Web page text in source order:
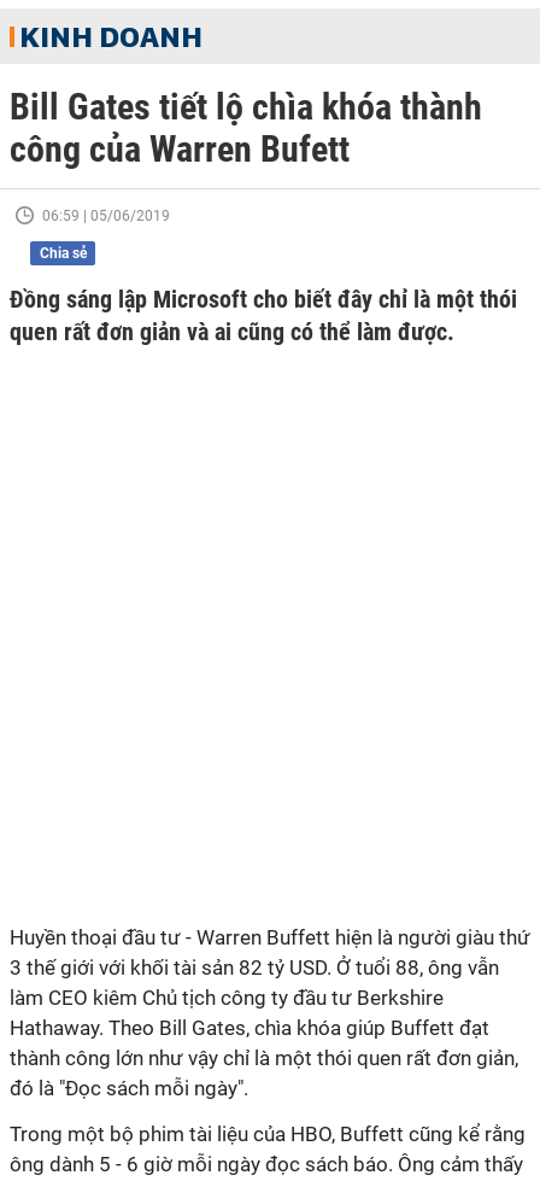
KINH DOANH
Bill Gates tiết lộ chìa khóa thành
công của Warren Bufett
06:59 | 05/06/2019
Chia sẻ
Đồng sáng lập Microsoft cho biết đây chỉ là một thói
quen rất đơn giản và ai cũng có thể làm được.
Huyền thoại đầu tư - Warren Buffett hiện là người giàu thứ
3 thế giới với khối tài sản 82 tỷ USD. Ở tuổi 88, ông vẫn
làm CEO kiêm Chủ tịch công ty đầu tư Berkshire
Hathaway. Theo Bill Gates, chìa khóa giúp Buffett đạt
thành công lớn như vậy chỉ là một thói quen rất đơn giản,
đó là "Đọc sách mỗi ngày".
Trong một bộ phim tài liệu của HBO, Buffett cũng kể rằng
ông dành 5 - 6 giờ mỗi ngày đọc sách báo. Ông cảm thấy